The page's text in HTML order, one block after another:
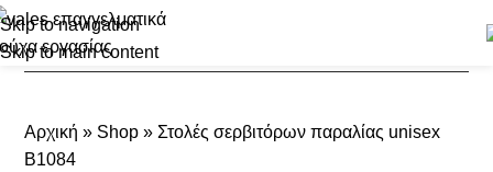
Skip to navigation
Skip to main content
Αρχική » Shop » Στολές σερβιτόρων παραλίας unisex
B1084